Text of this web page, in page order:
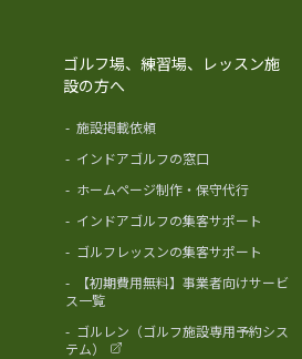
ゴルフ場、練習場、レッスン施
設の方へ
- 施設掲載依頼
- インドアゴルフの窓口
- ホームページ制作・保守代行
- インドアゴルフの集客サポート
- ゴルフレッスンの集客サポート
-
【初期費用無料】事業者向けサービ
ス一覧
- ゴルレン（ゴルフ施設専用予約シス
テム）